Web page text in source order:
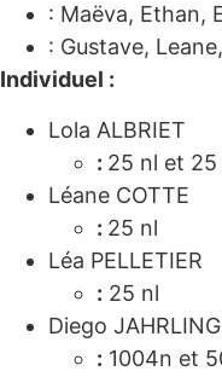
: Maëva, Ethan,
: Gustave,
Individuel :
Lola ALBRIET
: 25 nl et 25
Léane COTTE
: 25 nl
Léa PELLETIER
: 25 nl
Diego JAHRLING
: 1004n et